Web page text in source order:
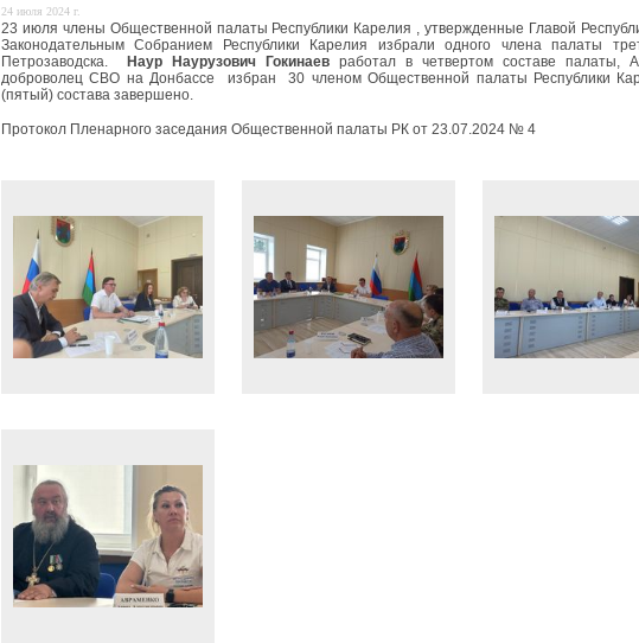
24 июля 2024 г.
23 июля члены Общественной палаты Республики Карелия , утвержденные Главой
Законодательным Собранием Республики Карелия избрали одного члена палаты
Петрозаводска.
Наур Наурузович Гокинаев работал в четвертом составе палаты,
доброволец СВО на Донбассе избран 30 членом Общественной палаты Республики
(пятый) состава завершено.
Протокол Пленарного заседания Общественной палаты РК от 23.07.2024 № 4